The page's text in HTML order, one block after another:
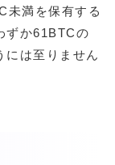
未満を保有する
ずか61BTCの
には至りません